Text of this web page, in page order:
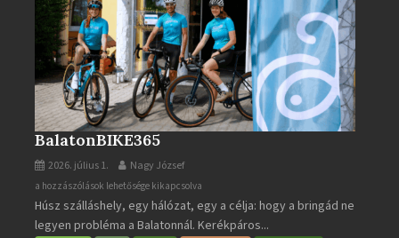
BalatonBIKE365
2026. július 1. Nagy József
BalatonBIKE365
bejegyzéshez
a hozzászólások lehetősége kikapcsolva
Húsz szálláshely, egy hálózat, egy a célja: hogy a bringád ne
legyen probléma a Balatonnál. Kerékpáros...